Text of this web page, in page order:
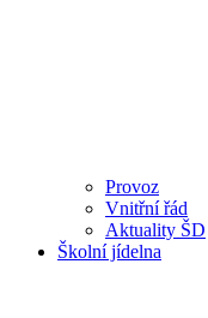
Provoz
Vnitřní řád
Aktuality ŠD
Školní jídelna